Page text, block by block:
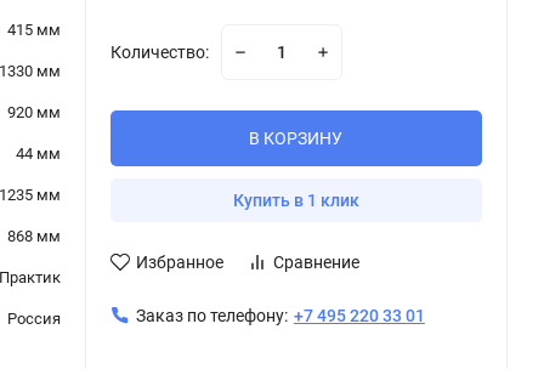
415 мм
1330 мм
920 мм
44 мм
1235 мм
868 мм
Практик
Россия
Количество:
В КОРЗИНУ
Купить в 1 клик
Избранное Сравнение
Заказ по телефону: +7 495 220 33 01